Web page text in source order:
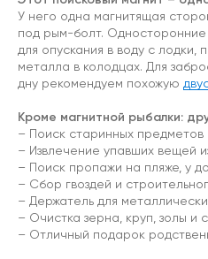
У него одна магнитящая
под рым-болт.
для опускания в воду с лодки,
металла в колодцах. Для
дну рекомендуем похожую
Кроме магнитной рыбалки:
– Поиск старинных предметов
– Извлечение упавших вещей
– Поиск пропажи на пляже, у
– Сбор гвоздей и
– Держатель для
– Очистка зерна, круп, золы и
– Отличный подарок